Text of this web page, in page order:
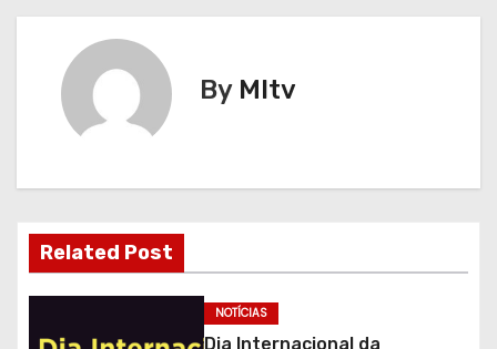
e
o
d
By MItv
Related Post
NOTÍCIAS
Dia Internacional da